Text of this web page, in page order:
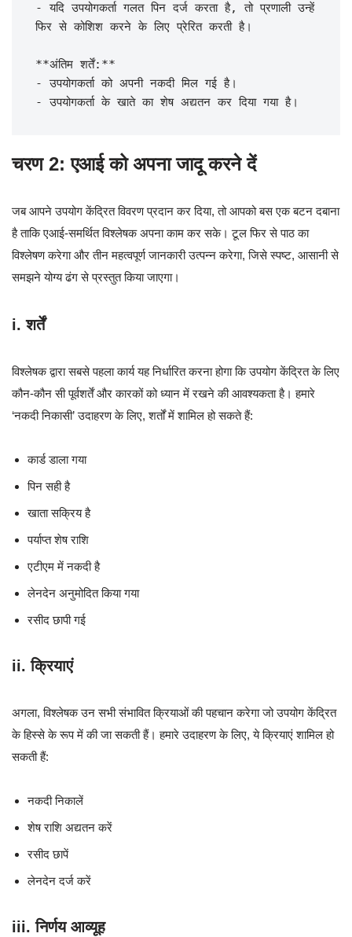
- यदि उपयोगकर्ता गलत पिन दर्ज करता है, तो प्रणाली उन्हें
फिर से कोशिश करने के लिए प्रेरित करती है।
**अंतिम शर्तें:**
- उपयोगकर्ता को अपनी नकदी मिल गई है।
चरण 2: एआई को अपना जादू करने दें
जब आपने उपयोग केंद्रित विवरण प्रदान कर दिया, तो आपको बस एक बटन दबाना
है ताकि एआई-समर्थित विश्लेषक अपना काम कर सके। टूल फिर से पाठ का
विश्लेषण करेगा और तीन महत्वपूर्ण जानकारी उत्पन्न करेगा, जिसे स्पष्ट, आसानी से
समझने योग्य ढंग से प्रस्तुत किया जाएगा।
i. शर्तें
विश्लेषक द्वारा सबसे पहला कार्य यह निर्धारित करना होगा कि उपयोग केंद्रित के लिए
कौन-कौन सी पूर्वशर्तें और कारकों को ध्यान में रखने की आवश्यकता है। हमारे
‘नकदी निकासी’ उदाहरण के लिए, शर्तों में शामिल हो सकते हैं:
कार्ड डाला गया
पिन सही है
खाता सक्रिय है
पर्याप्त शेष राशि
एटीएम में नकदी है
लेनदेन अनुमोदित किया गया
रसीद छापी गई
ii. क्रियाएं
अगला, विश्लेषक उन सभी संभावित क्रियाओं की पहचान करेगा जो उपयोग केंद्रित
के हिस्से के रूप में की जा सकती हैं। हमारे उदाहरण के लिए, ये क्रियाएं शामिल हो
सकती हैं:
नकदी निकालें
शेष राशि अद्यतन करें
रसीद छापें
लेनदेन दर्ज करें
iii. निर्णय आव्यूह